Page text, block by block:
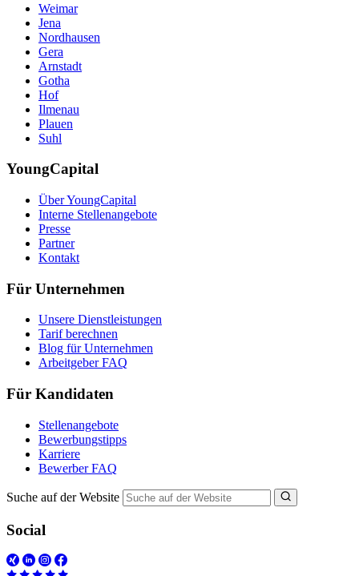
Weimar
Jena
Nordhausen
Gera
Arnstadt
Gotha
Hof
Ilmenau
Plauen
Suhl
YoungCapital
Über YoungCapital
Interne Stellenangebote
Presse
Partner
Kontakt
Für Unternehmen
Unsere Dienstleistungen
Tarif berechnen
Blog für Unternehmen
Arbeitgeber FAQ
Für Kandidaten
Stellenangebote
Bewerbungstipps
Karriere
Bewerber FAQ
Suche auf der Website
Social